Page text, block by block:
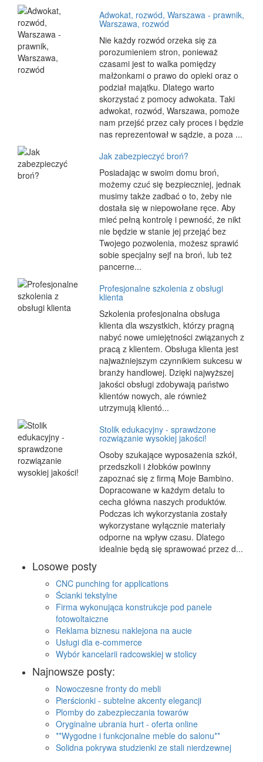
Adwokat, rozwód, Warszawa - prawnik,
Warszawa, rozwód
Nie każdy rozwód orzeka się za
porozumieniem stron, ponieważ
czasami jest to walka pomiędzy
małżonkami o prawo do opieki oraz o
podział majątku. Dlatego warto
skorzystać z pomocy adwokata. Taki
adwokat, rozwód, Warszawa, pomoże
nam przejść przez cały proces i będzie
nas reprezentował w sądzie, a poza ...
Jak zabezpieczyć broń?
Posiadając w swoim domu broń,
możemy czuć się bezpieczniej, jednak
musimy także zadbać o to, żeby nie
dostała się w niepowołane ręce. Aby
mieć pełną kontrolę i pewność, że nikt
nie będzie w stanie jej przejąć bez
Twojego pozwolenia, możesz sprawić
sobie specjalny sejf na broń, lub też
pancerne...
Profesjonalne szkolenia z obsługi
klienta
Szkolenia profesjonalna obsługa
klienta dla wszystkich, którzy pragną
nabyć nowe umiejętności związanych z
pracą z klientem. Obsługa klienta jest
najważniejszym czynnikiem sukcesu w
branży handlowej. Dzięki najwyższej
jakości obsługi zdobywają państwo
klientów nowych, ale również
utrzymują klientó...
Stolik edukacyjny - sprawdzone
rozwiązanie wysokiej jakości!
Osoby szukające wyposażenia szkół,
przedszkoli i żłobków powinny
zapoznać się z firmą Moje Bambino.
Dopracowane w każdym detalu to
cecha główna naszych produktów.
Podczas ich wykorzystania zostały
wykorzystane wyłącznie materiały
odporne na wpływ czasu. Dlatego
idealnie będą się sprawować przez d...
Losowe posty
CNC punching for applications
Ścianki tekstylne
Firma wykonująca konstrukcje pod panele
fotowoltaiczne
Reklama biznesu naklejona na aucie
Usługi dla e-commerce
Wybór kancelarii radcowskiej w stolicy
Najnowsze posty:
Nowoczesne fronty do mebli
Pierścionki - subtelne akcenty elegancji
Plomby do zabezpieczania towarów
Oryginalne ubrania hurt - oferta online
**Wygodne i funkcjonalne meble do salonu**
Solidna pokrywa studzienki ze stali nierdzewnej